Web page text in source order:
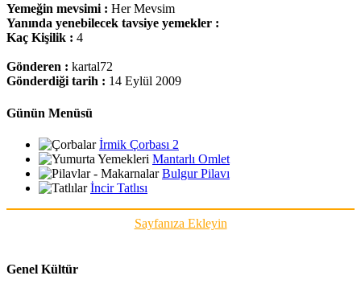
Yemeğin mevsimi : Her Mevsim
Yanında yenebilecek tavsiye yemekler :
Kaç Kişilik : 4
Gönderen : kartal72
Gönderdiği tarih : 14 Eylül 2009
Günün Menüsü
İrmik Çorbası 2
Mantarlı Omlet
Bulgur Pilavı
İncir Tatlısı
Sayfanıza Ekleyin
Genel Kültür